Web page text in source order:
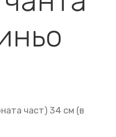
част) 34 см (в